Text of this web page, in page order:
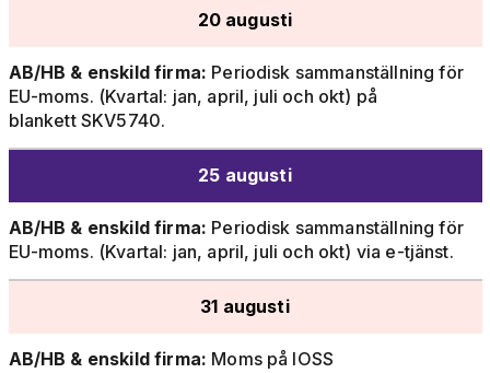
20 augusti
AB/HB & enskild firma: Periodisk sammanställning för
EU-moms. (Kvartal: jan, april, juli och okt) på
blankett SKV5740.
25 augusti
AB/HB & enskild firma: Periodisk sammanställning för
EU-moms. (Kvartal: jan, april, juli och okt) via e-tjänst.
31 augusti
AB/HB & enskild firma: Moms på IOSS